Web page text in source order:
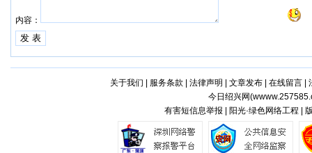
内容：
关于我们 服务条款 法律声明 文章发布| 在线留言|
今日绍兴网(
有害短信息举报 | 阳光·绿色网络工程 |